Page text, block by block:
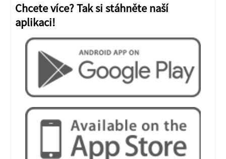
Chcete více? Tak si stáhněte naší
aplikaci!